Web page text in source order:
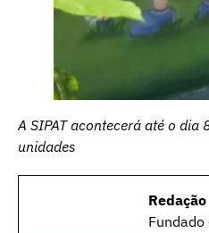
A SIPAT acontecerá até o dia
unidades
Redação